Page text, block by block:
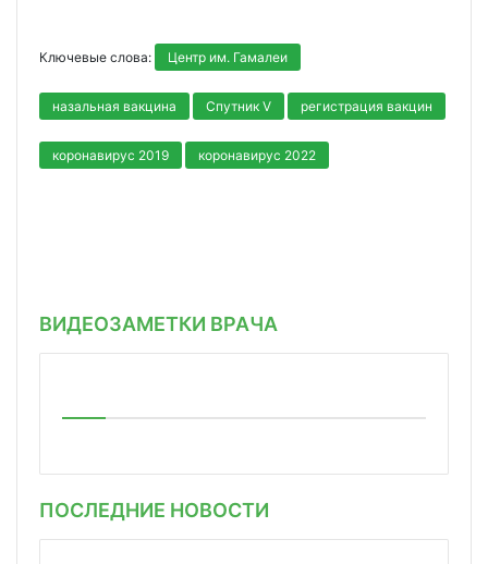
Ключевые слова: Центр им. Гамалеи
назальная вакцина Спутник V регистрация вакцин
коронавирус 2019 коронавирус 2022
ВИДЕОЗАМЕТКИ ВРАЧА
ПОСЛЕДНИЕ НОВОСТИ